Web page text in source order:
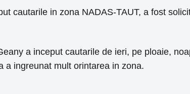
cautarile in zona NADAS-TAUT, a fost
a inceput cautarile de ieri, pe ploaie,
a ingreunat mult orintarea in zona.